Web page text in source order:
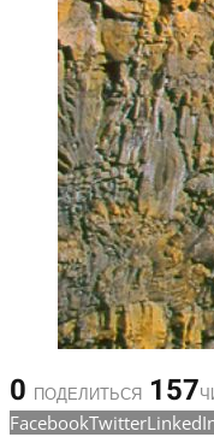
0 ПОДЕЛИТЬСЯ 157
FacebookTwitter